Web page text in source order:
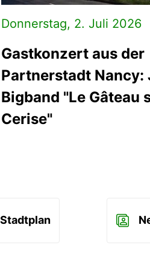
Donnerstag, 2. Juli 2026
Gastkonzert aus der
Partnerstadt Nancy:
Bigband "Le Gâteau
Cerise"
Stadtplan